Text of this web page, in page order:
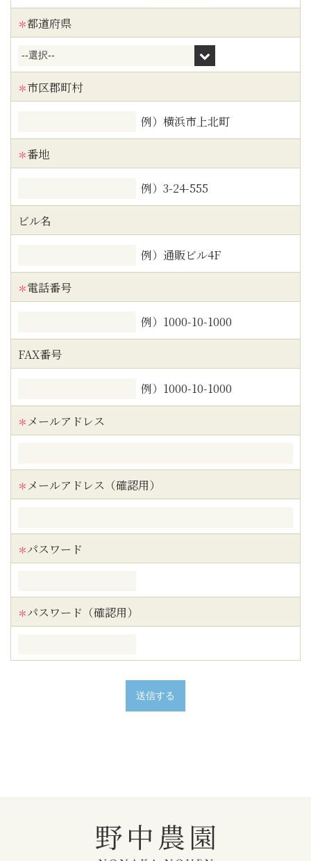
＊都道府県
＊市区郡町村
例）横浜市上北町
＊番地
例）3-24-555
ビル名
例）通販ビル4F
＊電話番号
例）1000-10-1000
FAX番号
例）1000-10-1000
＊ メールアドレス
＊ メールアドレス（確認用）
＊パスワード
＊パスワード（確認用）